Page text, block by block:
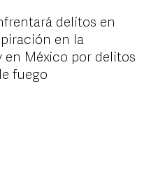
delitos en
en la
México por delitos
fuego